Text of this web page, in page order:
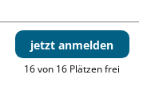
jetzt anmelden
16 von 16 Plätzen frei